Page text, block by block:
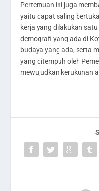
Pertemuan ini juga
yaitu dapat saling
kerja yang dilakukan
demografi yang ada di
budaya yang ada, serta
yang ditempuh oleh
mewujudkan kerukunan